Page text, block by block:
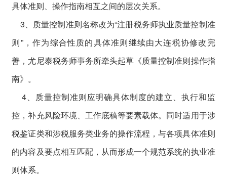
具体准则、操作指南相互之间的层次关系。
3、质量控制准则名称改为“注册税务师执业质量控制准
则”，作为综合性质的具体准则继续由大连税协修改完
善，尤尼泰税务师事务所牵头起草《质量控制准则操作指
南》。
4、质量控制准则应明确具体制度的建立、执行和监
控，补充风险环境、工作底稿等要素载体。同时适用于涉
税鉴证类和涉税服务类业务的操作流程，与各项具体准则
的内容及要点相互匹配，从而形成一个规范系统的执业准
则体系。